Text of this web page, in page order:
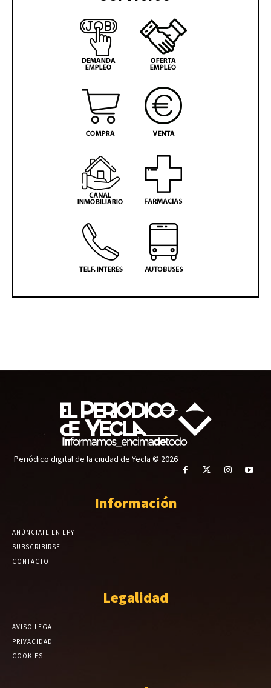
Periódico digital de la ciudad de Yecla © 2026
Información
ANÚNCIATE EN EPY
SUBSCRIBIRSE
CONTACTO
Legalidad
AVISO LEGAL
PRIVACIDAD
COOKIES